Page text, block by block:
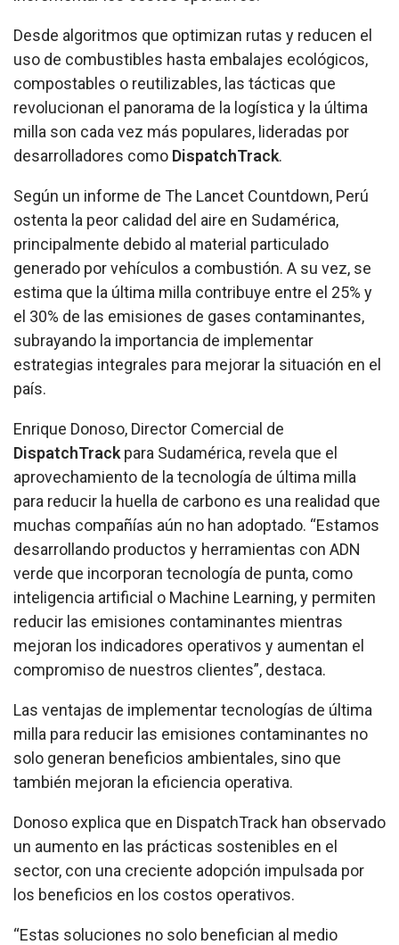
Desde algoritmos que optimizan rutas y reducen el
uso de combustibles hasta embalajes ecológicos,
compostables o reutilizables, las tácticas que
revolucionan el panorama de la logística y la última
milla son cada vez más populares, lideradas por
desarrolladores como DispatchTrack.
Según un informe de The Lancet Countdown, Perú
ostenta la peor calidad del aire en Sudamérica,
principalmente debido al material particulado
generado por vehículos a combustión. A su vez, se
estima que la última milla contribuye entre el 25% y
el 30% de las emisiones de gases contaminantes,
subrayando la importancia de implementar
estrategias integrales para mejorar la situación en el
país.
Enrique Donoso, Director Comercial de
DispatchTrack para Sudamérica, revela que el
aprovechamiento de la tecnología de última milla
para reducir la huella de carbono es una realidad que
muchas compañías aún no han adoptado. “Estamos
desarrollando productos y herramientas con ADN
verde que incorporan tecnología de punta, como
inteligencia artificial o Machine Learning, y permiten
reducir las emisiones contaminantes mientras
mejoran los indicadores operativos y aumentan el
compromiso de nuestros clientes”, destaca.
Las ventajas de implementar tecnologías de última
milla para reducir las emisiones contaminantes no
solo generan beneficios ambientales, sino que
también mejoran la eficiencia operativa.
Donoso explica que en DispatchTrack han observado
un aumento en las prácticas sostenibles en el
sector, con una creciente adopción impulsada por
los beneficios en los costos operativos.
“Estas soluciones no solo benefician al medio